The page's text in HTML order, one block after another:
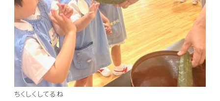
ちくしくしてるね